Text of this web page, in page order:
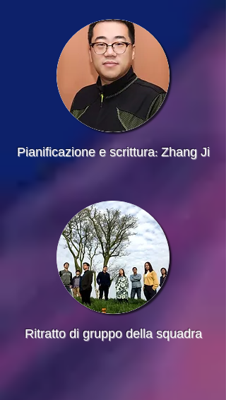
​Pianificazione e scrittura: Zhang Ji
​Ritratto di gruppo della squadra